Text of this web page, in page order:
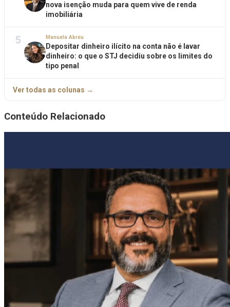
nova isenção muda para quem vive de renda
imobiliária
5 Manuela Abreu
Depositar dinheiro ilícito na conta não é lavar
dinheiro: o que o STJ decidiu sobre os limites do
tipo penal
Ver todas as colunas →
Conteúdo Relacionado